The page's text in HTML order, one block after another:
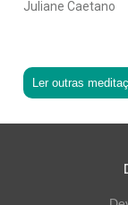
Juliane Caetano
Ler outras